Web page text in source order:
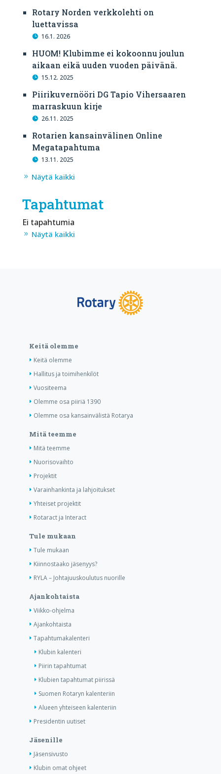
Rotary Norden verkkolehti on
luettavissa
16.1. 2026
HUOM! Klubimme ei kokoonnu joulun
aikaan eikä uuden vuoden päivänä.
15.12. 2025
Piirikuvernööri DG Tapio Vihersaaren
marraskuun kirje
26.11. 2025
Rotarien kansainvälinen Online
Megatapahtuma
13.11. 2025
Näytä kaikki
Tapahtumat
Ei tapahtumia
Näytä kaikki
Keitä olemme
Keitä olemme
Hallitus ja toimihenkilöt
Vuositeema
Olemme osa piiriä 1390
Olemme osa kansainvälistä Rotarya
Mitä teemme
Mitä teemme
Nuorisovaihto
Projektit
Varainhankinta ja lahjoitukset
Yhteiset projektit
Rotaract ja Interact
Tule mukaan
Tule mukaan
Kiinnostaako jäsenyys?
RYLA – Johtajuuskoulutus nuorille
Ajankohtaista
Viikko-ohjelma
Ajankohtaista
Tapahtumakalenteri
Klubin kalenteri
Piirin tapahtumat
Klubien tapahtumat piirissä
Suomen Rotaryn kalenteriin
Alueen yhteiseen kalenteriin
Presidentin uutiset
Jäsenille
Jäsensivusto
Klubin omat ohjeet